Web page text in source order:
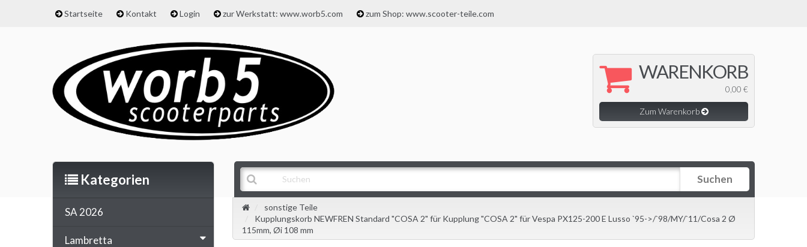
Startseite Kontakt Login zur Werkstatt: www.worb5.com zum Shop: www.scooter-teile.com
WARENKORB
0,00 €
Zum Warenkorb
Suchen
sonstige Teile
Kupplungskorb NEWFREN Standard "COSA 2" für Kupplung "COSA 2" für Vespa PX125-200 E Lusso `95->/`98/MY/`11/Cosa 2 Ø
115mm, Øi 108 mm
Kategorien
SA 2026
Lambretta